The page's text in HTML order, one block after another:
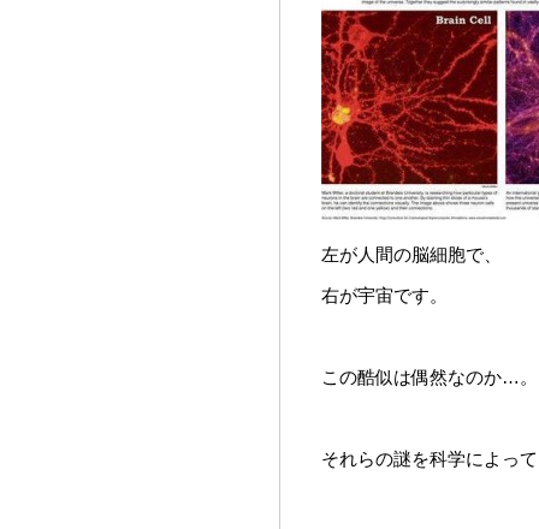
左が人間の脳細胞で、
右が宇宙です。
この酷似は偶然なのか…。
それらの謎を科学によって